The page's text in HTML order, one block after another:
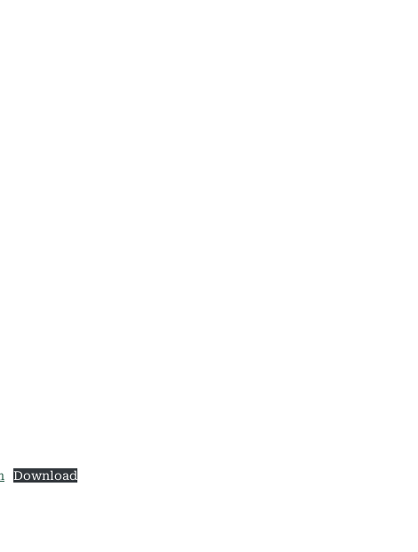
Download